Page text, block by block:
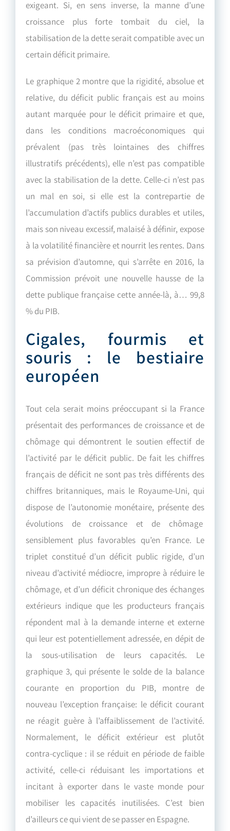
exigeant. Si, en sens inverse, la manne d’une
croissance plus forte tombait du ciel, la
stabilisation de la dette serait compatible avec un
certain déficit primaire.
Le graphique 2 montre que la rigidité, absolue et
relative, du déficit public français est au moins
autant marquée pour le déficit primaire et que,
dans les conditions macroéconomiques qui
prévalent (pas très lointaines des chiffres
illustratifs précédents), elle n’est pas compatible
avec la stabilisation de la dette. Celle-ci n’est pas
un mal en soi, si elle est la contrepartie de
l’accumulation d’actifs publics durables et utiles,
mais son niveau excessif, malaisé à définir, expose
à la volatilité financière et nourrit les rentes. Dans
sa prévision d’automne, qui s’arrête en 2016, la
Commission prévoit une nouvelle hausse de la
dette publique française cette année-là, à… 99,8
% du PIB.
Cigales, fourmis et
souris : le bestiaire
européen
Tout cela serait moins préoccupant si la France
présentait des performances de croissance et de
chômage qui démontrent le soutien effectif de
l’activité par le déficit public. De fait les chiffres
français de déficit ne sont pas très différents des
chiffres britanniques, mais le Royaume-Uni, qui
dispose de l’autonomie monétaire, présente des
évolutions de croissance et de chômage
sensiblement plus favorables qu’en France. Le
triplet constitué d’un déficit public rigide, d’un
niveau d’activité médiocre, impropre à réduire le
chômage, et d’un déficit chronique des échanges
extérieurs indique que les producteurs français
répondent mal à la demande interne et externe
qui leur est potentiellement adressée, en dépit de
la sous-utilisation de leurs capacités. Le
graphique 3, qui présente le solde de la balance
courante en proportion du PIB, montre de
nouveau l’exception française: le déficit courant
ne réagit guère à l’affaiblissement de l’activité.
Normalement, le déficit extérieur est plutôt
contra-cyclique : il se réduit en période de faible
activité, celle-ci réduisant les importations et
incitant à exporter dans le vaste monde pour
mobiliser les capacités inutilisées. C’est bien
d’ailleurs ce qui vient de se passer en Espagne.